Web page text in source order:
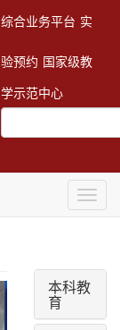
综合业务平台 实
验预约 国家级教
学示范中心
本科教
育